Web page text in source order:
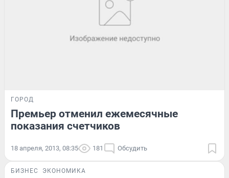
ГОРОД
Премьер отменил ежемесячные
показания счетчиков
18 апреля, 2013, 08:35 181 Обсудить
БИЗНЕС ЭКОНОМИКА